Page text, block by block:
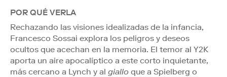
POR QUÉ VERLA
Rechazando las visiones idealizadas de la infancia,
Francesco Sossai explora los peligros y deseos
ocultos que acechan en la memoria. El temor al Y2K
aporta un aire apocalíptico a este corto inquietante,
más cercano a Lynch y al giallo que a Spielberg o